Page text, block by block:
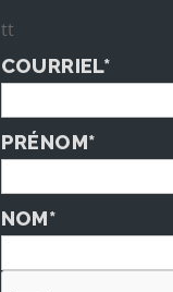
tt
COURRIEL*
PRÉNOM*
NOM*